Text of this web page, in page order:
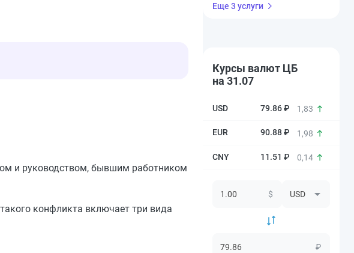
и руководством, бывшим работником
конфликта включает три вида
Еще 3 услуги
Курсы валют ЦБ
на 31.07
79.86 ₽ 1,83
90.88 ₽ 1,98
11.51 ₽ 0,14
$
₽